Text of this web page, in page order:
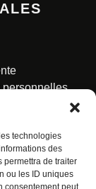
technologies
des
permettra de traiter
ou les ID uniques
consentement peut
personnelles
POUR LES